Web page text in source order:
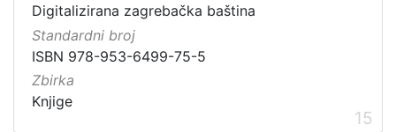
Digitalizirana zagrebačka baština
Standardni broj
ISBN 978-953-6499-75-5
Zbirka
Knjige
15